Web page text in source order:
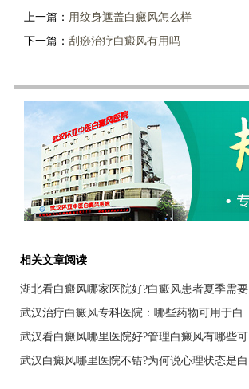
上一篇： 用纹身遮盖白癜风怎么样
下一篇： 刮痧治疗白癜风有用吗
相关文章阅读
湖北看白癜风哪家医院好?白癜风患者夏季需要
武汉治疗白癜风专科医院：哪些药物可用于白
武汉看白癜风哪里医院好?管理白癜风有哪些可
武汉白癜风哪里医院不错?为何说心理状态是白